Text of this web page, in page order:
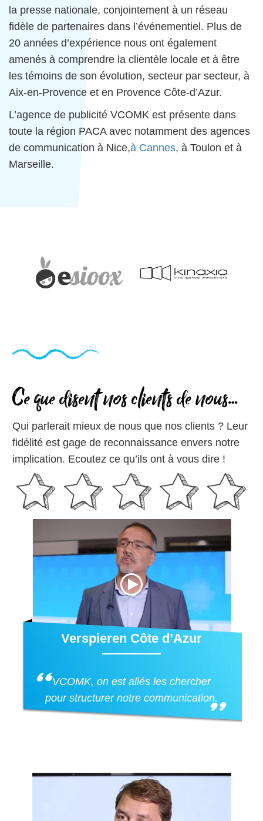
la presse nationale, conjointement à un réseau
fidèle de partenaires dans l’événementiel. Plus de
20 années d’expérience nous ont également
amenés à comprendre la clientèle locale et à être
les témoins de son évolution, secteur par secteur, à
Aix-en-Provence et en Provence Côte-d’Azur.
L’agence de publicité VCOMK est présente dans
toute la région PACA avec notamment des agences
de communication à Nice,à Cannes, à Toulon et à
Marseille.
Ce que disent nos clients de nous…
Qui parlerait mieux de nous que nos clients ? Leur
fidélité est gage de reconnaissance envers notre
implication. Ecoutez ce qu’ils ont à vous dire !
Verspieren Côte d’Azur
VCOMK, on est allés les chercher
pour structurer notre communication.